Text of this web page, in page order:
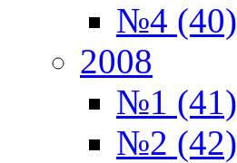
№4 (40)
2008
№1 (41)
№2 (42)